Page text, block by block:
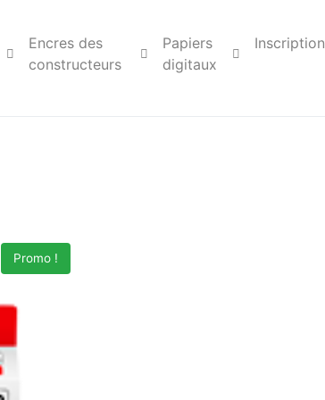
Encres des
constructeurs
Papiers
digitaux
Inscription
Promo !